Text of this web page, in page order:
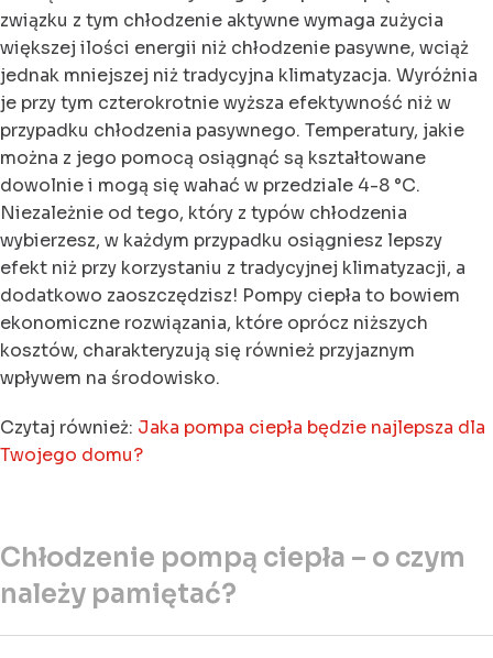
związku z tym chłodzenie aktywne wymaga zużycia
większej ilości energii niż chłodzenie pasywne, wciąż
jednak mniejszej niż tradycyjna klimatyzacja. Wyróżnia
je przy tym czterokrotnie wyższa efektywność niż w
przypadku chłodzenia pasywnego. Temperatury, jakie
można z jego pomocą osiągnąć są kształtowane
dowolnie i mogą się wahać w przedziale 4-8 °C.
Niezależnie od tego, który z typów chłodzenia
wybierzesz, w każdym przypadku osiągniesz lepszy
efekt niż przy korzystaniu z tradycyjnej klimatyzacji, a
dodatkowo zaoszczędzisz! Pompy ciepła to bowiem
ekonomiczne rozwiązania, które oprócz niższych
kosztów, charakteryzują się również przyjaznym
wpływem na środowisko.
Czytaj również: Jaka pompa ciepła będzie najlepsza dla
Twojego domu?
Chłodzenie pompą ciepła – o czym
należy pamiętać?